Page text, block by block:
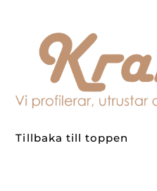
Tillbaka till toppen